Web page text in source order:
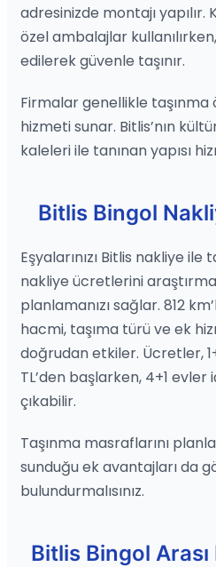
adresinizde montajı yapılır.
özel ambalajlar
edilerek güvenle taşınır.
Firmalar genellikle taşınma
hizmeti sunar. Bitlis’nın
kaleleri ile tanınan yapısı
Bitlis Bingol
Eşyalarınızı Bitlis nakliye ile
nakliye ücretlerini
planlamanızı sağlar. 812
hacmi, taşıma türü ve ek
doğrudan etkiler. Ücretler,
TL’den başlarken, 4+1 evler
çıkabilir.
Taşınma masraflarını
sunduğu ek avantajları da
bulundurmalısınız.
Bitlis Bingol Arası